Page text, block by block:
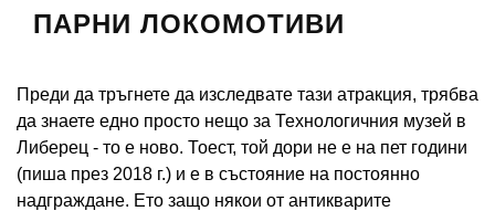
ПАРНИ ЛОКОМОТИВИ
Преди да тръгнете да изследвате тази атракция, трябва
да знаете едно просто нещо за Технологичния музей в
Либерец - то е ново. Тоест, той дори не е на пет години
(пиша през 2018 г.) и е в състояние на постоянно
надграждане. Ето защо някои от антикварите